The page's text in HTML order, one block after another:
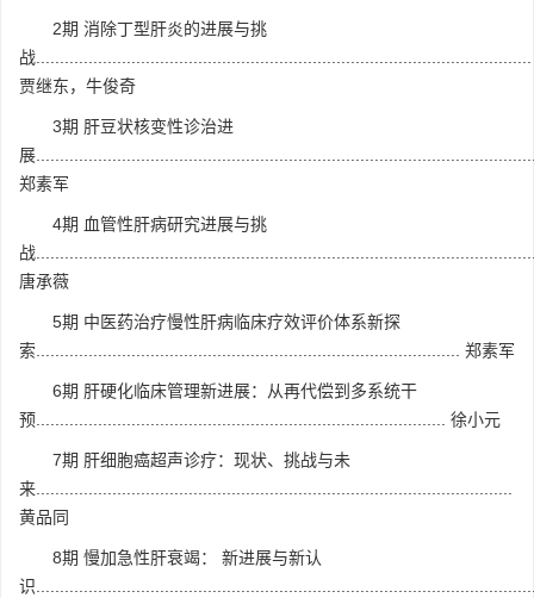
2期 消除丁型肝炎的进展与挑
战........................................................................................................
贾继东，牛俊奇
3期 肝豆状核变性诊治进
展
郑素军
4期 血管性肝病研究进展与挑
战
唐承薇
5期 中医药治疗慢性肝病临床疗效评价体系新探
索......................................................................................... 郑素军
6期 肝硬化临床管理新进展：从再代偿到多系统干
预...................................................................................... 徐小元
7期 肝细胞癌超声诊疗：现状、挑战与未
来....................................................................................................
黄品同
8期 慢加急性肝衰竭： 新进展与新认
识